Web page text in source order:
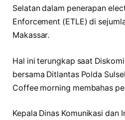
Selatan dalam penerapan
Enforcement (ETLE) di
Makassar.
Hal ini terungkap saat
bersama Ditlantas Polda
Coffee morning membahas
Kepala Dinas Komunikasi dan